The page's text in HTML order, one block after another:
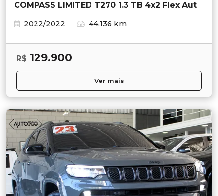
COMPASS LIMITED T270 1.3 TB 4x2 Flex Aut
2022/2022
44.136 km
R$ 129.900
Ver mais